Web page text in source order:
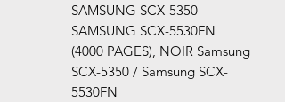
SAMSUNG SCX-5350
SAMSUNG SCX-5530FN
(4000 PAGES), NOIR Samsung
SCX-5350 / Samsung SCX-
5530FN